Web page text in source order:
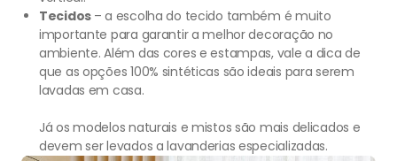
Tecidos – a escolha do tecido também é muito
importante para garantir a melhor decoração no
ambiente. Além das cores e estampas, vale a dica de
que as opções 100% sintéticas são ideais para serem
lavadas em casa.
Já os modelos naturais e mistos são mais delicados e
devem ser levados a lavanderias especializadas.